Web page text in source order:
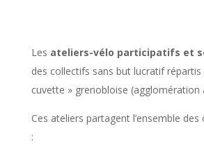
Les ateliers-vélo participatifs et
des collectifs sans but lucratif répartis
cuvette » grenobloise (agglomération
Ces ateliers partagent l’ensemble
: